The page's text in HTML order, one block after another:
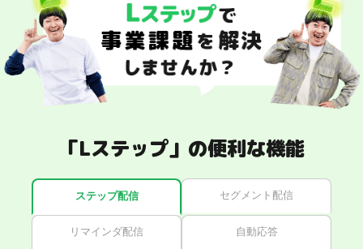
「Lステップ」の便利な機能
ステップ配信 セグメント配信
リマインダ配信 自動応答